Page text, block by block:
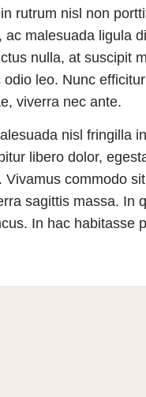
rutrum nisl non
malesuada ligula
nulla, at suscipit
leo. Nunc
viverra nec ante.
nisl fringilla
libero dolor,
commodo
sagittis massa. In
In hac habitasse